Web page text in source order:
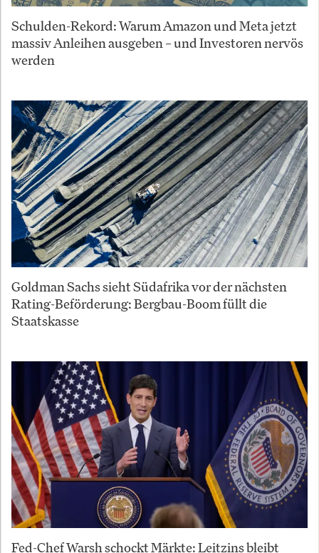
Schulden-Rekord: Warum Amazon und Meta jetzt
massiv Anleihen ausgeben – und Investoren nervös
werden
Goldman Sachs sieht Südafrika vor der nächsten
Rating-Beförderung: Bergbau-Boom füllt die
Staatskasse
Fed-Chef Warsh schockt Märkte: Leitzins bleibt